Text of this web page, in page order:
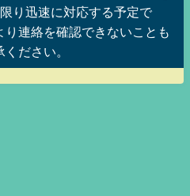
り迅速に対応する予定で
連絡を確認できないことも
ださい。